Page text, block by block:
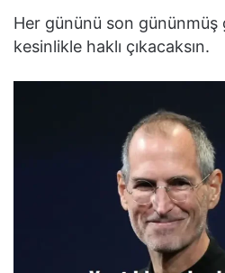
Her gününü son
kesinlikle haklı çıkacaksın.